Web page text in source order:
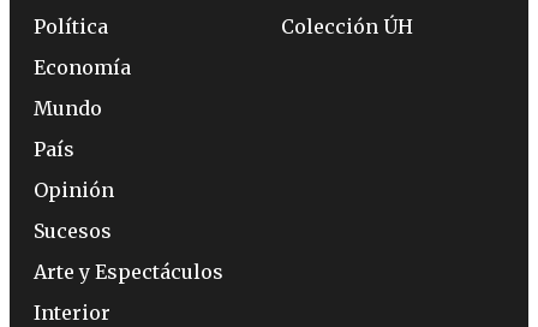
Política
Economía
Mundo
País
Opinión
Sucesos
Arte y Espectáculos
Interior
Colección ÚH